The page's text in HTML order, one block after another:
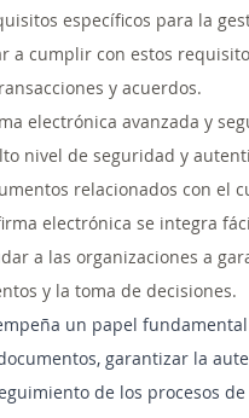
específicos para la
a cumplir con estos
y acuerdos.
electrónica avanzada y
nivel de seguridad y
relacionados con el
electrónica se integra
a las organizaciones a
y la toma de decisiones.
un papel
garantizar la
de los procesos